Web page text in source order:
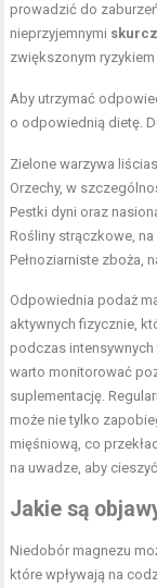
prowadzić do
nieprzyjemnymi
zwiększonym
Aby utrzymać
o odpowiednią dietę.
Zielone warzywa
Orzechy, w
Pestki dyni oraz
Rośliny strączkowe,
Pełnoziarniste zboża,
Odpowiednia podaż
aktywnych fizycznie,
podczas
warto monitorować
suplementację.
może nie tylko
mięśniową, co
na uwadze, aby
Jakie są
Niedobór magnezu
które wpływają na